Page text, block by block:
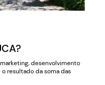
desenvolvimento
resultado da soma das